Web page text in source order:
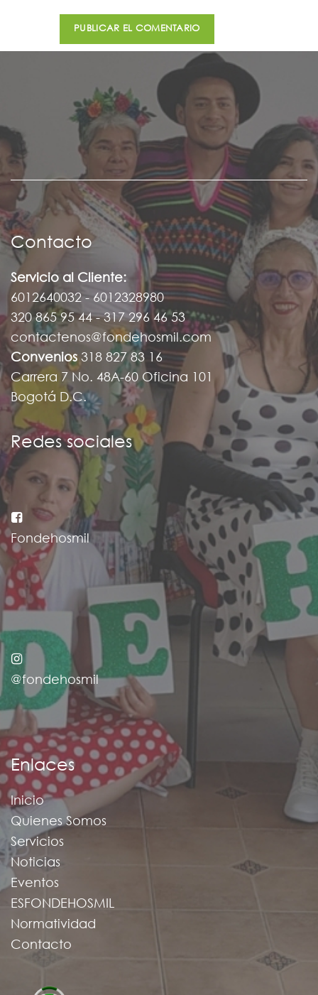
Contacto
Servicio al Cliente:
6012640032 - 6012328980
320 865 95 44 - 317 296 46 53
contactenos@fondehosmil.com
Convenios 318 827 83 16
Carrera 7 No. 48A-60 Oficina 101
Bogotá D.C.
Redes sociales
Fondehosmil
@fondehosmil
Enlaces
Inicio
Quienes Somos
Servicios
Noticias
Eventos
ESFONDEHOSMIL
Normatividad
Contacto